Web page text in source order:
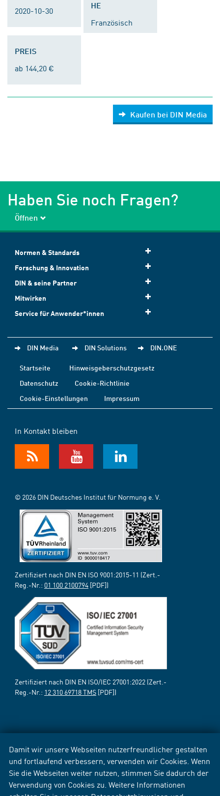
Damit wir unsere Webseiten nutzerfreundlicher gestalten
und fortlaufend verbessern, verwenden wir Cookies. Wenn
Sie die Webseiten weiter nutzen, stimmen Sie dadurch der
Verwendung von Cookies zu. Weitere Informationen
2020-10-30
HE
Französisch
PREIS
ab 144,20 €
Kaufen bei DIN Media
Haben Sie noch Fragen?
Öffnen
Normen & Standards
Forschung & Innovation
DIN & seine Partner
Mitwirken
Service für Anwender*innen
DIN Media DIN Solutions DIN.ONE
Startseite
Hinweisgeberschutzgesetz
Datenschutz
Cookie-Richtlinie
Cookie-Einstellungen
Impressum
In Kontakt bleiben
© 2026 DIN Deutsches Institut für Normung e. V.
Zertifiziert nach DIN EN ISO 9001:2015-11 (Zert.-
Reg.-Nr.: 01 100 2100794 [PDF])
Zertifiziert nach DIN EN ISO/IEC 27001:2022 (Zert.-
Reg.-Nr.: 12 310 69718 TMS [PDF])